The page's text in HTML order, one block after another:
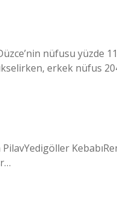
nüfusu yüzde
erkek nüfus